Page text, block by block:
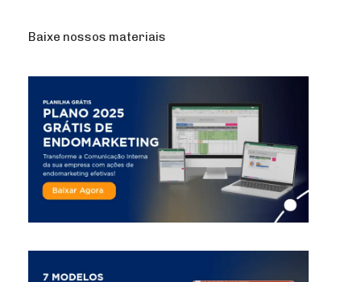
Baixe nossos materiais